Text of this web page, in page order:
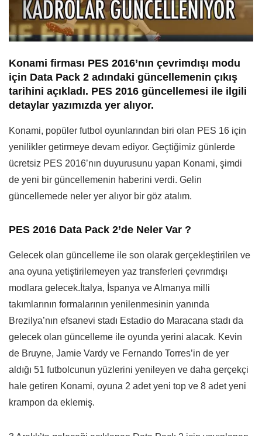
Konami firması PES 2016’nın çevrimdışı modu
için Data Pack 2 adındaki güncellemenin çıkış
tarihini açıkladı. PES 2016 güncellemesi ile ilgili
detaylar yazımızda yer alıyor.
Konami, popüler futbol oyunlarından biri olan PES 16 için
yenilikler getirmeye devam ediyor. Geçtiğimiz günlerde
ücretsiz PES 2016’nın duyurusunu yapan Konami, şimdi
de yeni bir güncellemenin haberini verdi. Gelin
güncellemede neler yer alıyor bir göz atalım.
PES 2016 Data Pack 2’de Neler Var ?
Gelecek olan güncelleme ile son olarak gerçekleştirilen ve
ana oyuna yetiştirilemeyen yaz transferleri çevrımdışı
modlara gelecek.İtalya, İspanya ve Almanya milli
takımlarının formalarının yenilenmesinin yanında
Brezilya’nın efsanevi stadı Estadio do Maracana stadı da
gelecek olan güncelleme ile oyunda yerini alacak. Kevin
de Bruyne, Jamie Vardy ve Fernando Torres’in de yer
aldığı 51 futbolcunun yüzlerini yenileyen ve daha gerçekçi
hale getiren Konami, oyuna 2 adet yeni top ve 8 adet yeni
krampon da eklemiş.